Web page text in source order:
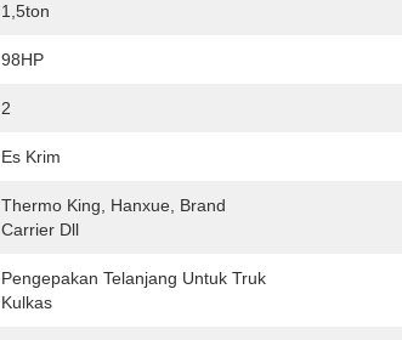
1,5ton
98HP
2
Es Krim
Thermo King, Hanxue, Brand
Carrier Dll
Pengepakan Telanjang Untuk Truk
Kulkas